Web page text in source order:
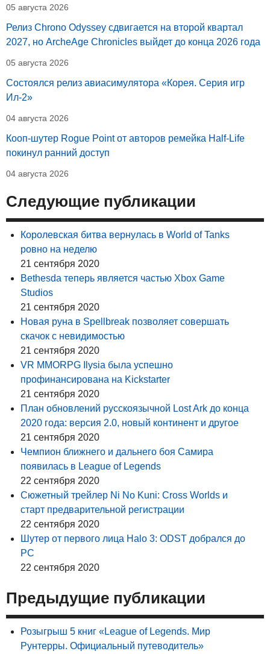
05 августа 2026
Релиз Chrono Odyssey сдвигается на второй квартал
2027, но ArcheAge Chronicles выйдет до конца 2026 года
05 августа 2026
Состоялся релиз авиасимулятора «Корея. Серия игр
Ил-2»
04 августа 2026
Кооп-шутер Rogue Point от авторов ремейка Half-Life
покинул ранний доступ
04 августа 2026
Следующие публикации
Королевская битва вернулась в World of Tanks
ровно на неделю
21 сентября 2020
Bethesda теперь является частью Xbox Game
Studios
21 сентября 2020
Новая руна в Spellbreak позволяет совершать
скачок с невидимостью
21 сентября 2020
VR MMORPG Ilysia была успешно
профинансирована на Kickstarter
21 сентября 2020
План обновлений русскоязычной Lost Ark до конца
2020 года: версия 2.0, новый континент и другое
21 сентября 2020
Чемпион ближнего и дальнего боя Самира
появилась в League of Legends
22 сентября 2020
Сюжетный трейлер Ni No Kuni: Cross Worlds и
старт предварительной регистрации
22 сентября 2020
Шутер от первого лица Halo 3: ODST добрался до
PC
22 сентября 2020
Предыдущие публикации
Розыгрыш 5 книг «League of Legends. Мир
Рунтерры. Официальный путеводитель»